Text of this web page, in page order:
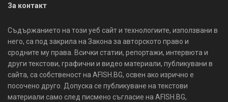
За контакт
Съдържанието на този уеб сайт и технологиите, използвани в
него, са под закрила на Закона за авторското право и
сродните му права. Всички статии, репортажи, интервюта и
други текстови, графични и видео материали, публикувани в
сайта, са собственост на AFISH.BG, освен ако изрично е
посочено друго. Допуска се публикуване на текстови
материали само след писмено съгласие на AFISH.BG,